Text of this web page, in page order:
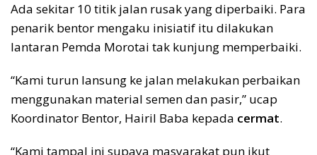
Ada sekitar 10 titik jalan rusak yang diperbaiki. Para
penarik bentor mengaku inisiatif itu dilakukan
lantaran Pemda Morotai tak kunjung memperbaiki.
“Kami turun lansung ke jalan melakukan perbaikan
menggunakan material semen dan pasir,” ucap
Koordinator Bentor, Hairil Baba kepada cermat.
“Kami tampal ini supaya masyarakat pun ikut